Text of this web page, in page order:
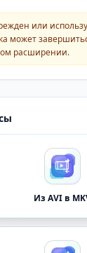
или
может
расширении.
Из AVI в